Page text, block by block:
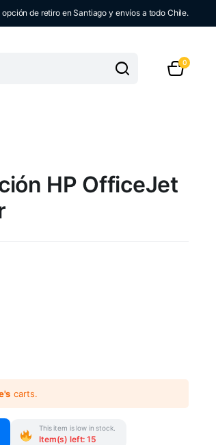
de retiro en Santiago y envíos a todo Chile.
0
HP OfficeJet
carts.
This item is low in stock.
Item(s) left: 15